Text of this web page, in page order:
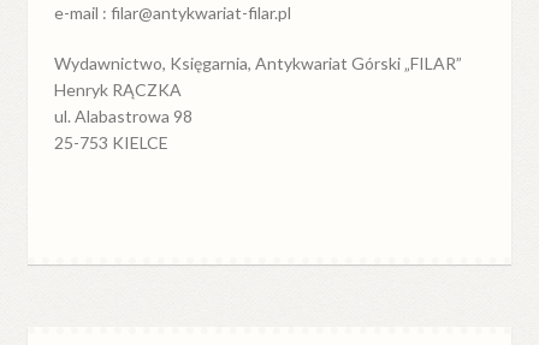
e-mail : filar@antykwariat-filar.pl
Wydawnictwo, Księgarnia, Antykwariat Górski „FILAR”
Henryk RĄCZKA
ul. Alabastrowa 98
25-753 KIELCE